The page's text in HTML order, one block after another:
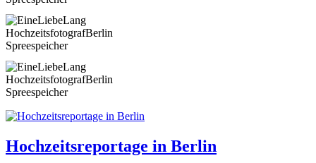
Hochzeitsreportage in Berlin